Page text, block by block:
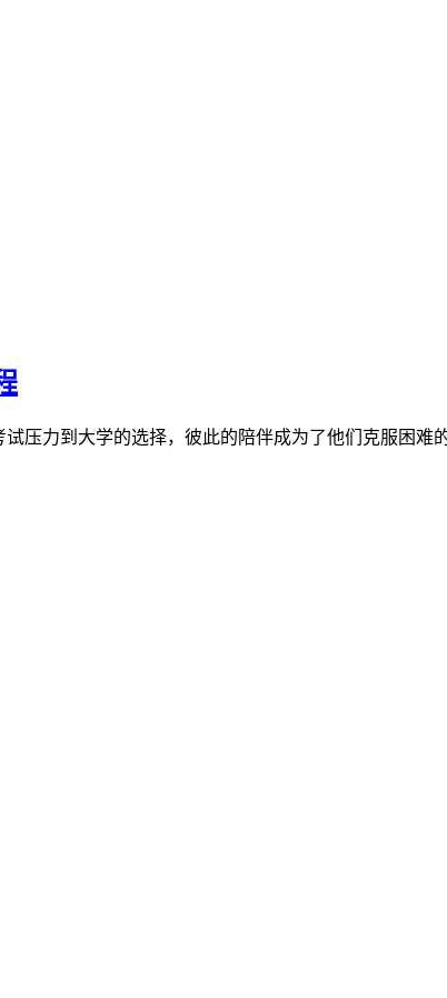
压力到大学的选择，彼此的陪伴成为了他们克服困